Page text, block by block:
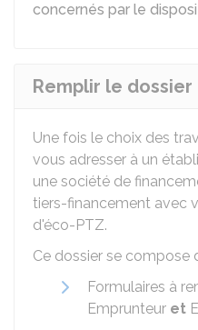
concernés par le
Remplir le dossier
Une fois le choix des
vous adresser à un
une société de
tiers-financement avec
d'éco-PTZ.
Ce dossier se compose
Formulaires à
Emprunteur et